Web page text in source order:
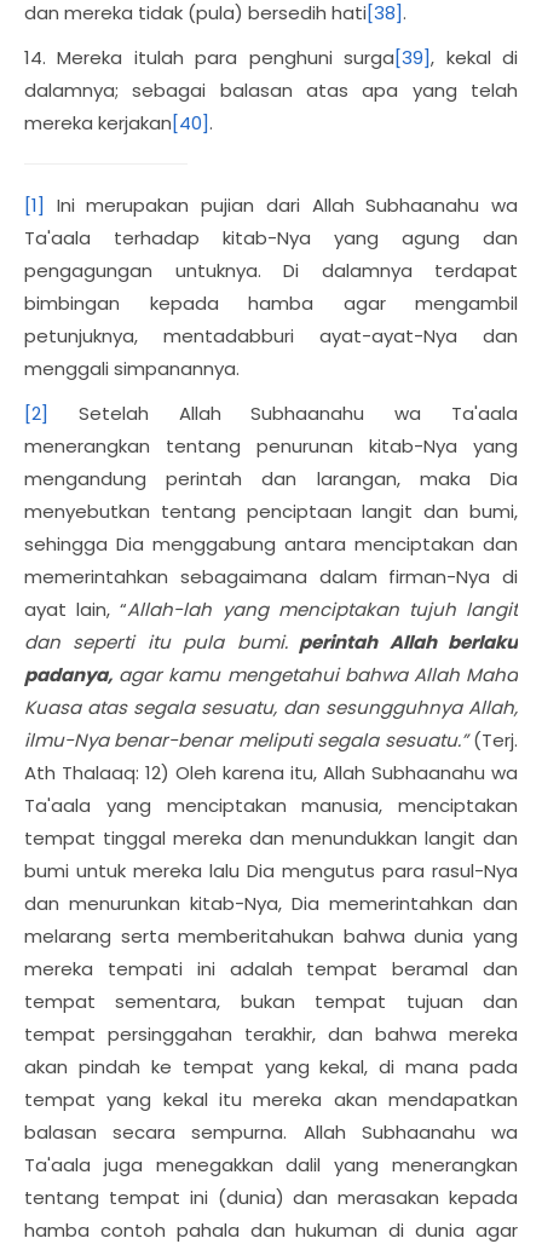
dan mereka tidak (pula) bersedih hati[38].
14. Mereka itulah para penghuni surga[39], kekal di
dalamnya; sebagai balasan atas apa yang telah
mereka kerjakan[40].
[1]
Ini merupakan pujian dari Allah Subhaanahu wa
Ta'aala terhadap kitab-Nya yang agung dan
pengagungan untuknya. Di dalamnya terdapat
bimbingan kepada hamba agar mengambil
petunjuknya, mentadabburi ayat-ayat-Nya dan
menggali simpanannya.
[2]
Setelah Allah Subhaanahu wa Ta'aala
menerangkan tentang penurunan kitab-Nya yang
mengandung perintah dan larangan, maka Dia
menyebutkan tentang penciptaan langit dan bumi,
sehingga Dia menggabung antara menciptakan dan
memerintahkan sebagaimana dalam firman-Nya di
ayat lain, “Allah-lah yang menciptakan tujuh langit
dan seperti itu pula bumi.perintah Allah berlaku
padanya, agar kamu mengetahui bahwa Allah Maha
Kuasa atas segala sesuatu, dan sesungguhnya Allah,
ilmu-Nya benar-benar meliputi segala sesuatu.”(Terj.
Ath Thalaaq: 12) Oleh karena itu, Allah Subhaanahu wa
Ta'aala yang menciptakan manusia, menciptakan
tempat tinggal mereka dan menundukkan langit dan
bumi untuk mereka lalu Dia mengutus para rasul-Nya
dan menurunkan kitab-Nya, Dia memerintahkan dan
melarang serta memberitahukan bahwa dunia yang
mereka tempati ini adalah tempat beramal dan
tempat sementara, bukan tempat tujuan dan
tempat persinggahan terakhir, dan bahwa mereka
akan pindah ke tempat yang kekal, di mana pada
tempat yang kekal itu mereka akan mendapatkan
balasan secara sempurna. Allah Subhaanahu wa
Ta'aala juga menegakkan dalil yang menerangkan
tentang tempat ini (dunia) dan merasakan kepada
hamba contoh pahala dan hukuman di dunia agar